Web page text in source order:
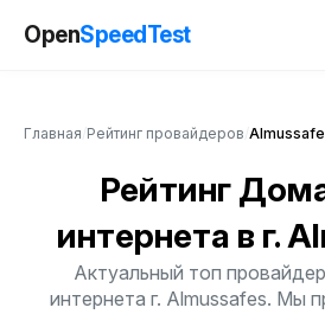
OpenSpeedTest
Главная Рейтинг провайдеров
Рейтинг
интернета в г.
Актуальный топ
интернета г. Almussafes. Мы